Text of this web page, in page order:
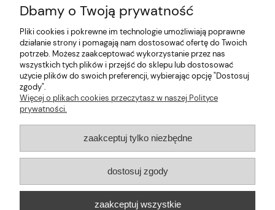
Pomoc
Moje konto
Informacje
2026 © mabaje
Sklep internetowy Shoper Premium
Tel.:534736451| NIP: 6772370993 REGON:
Dbamy o Twoją prywatność
Pliki cookies i pokrewne im technologie umożliwiają poprawne
działanie strony i pomagają nam dostosować ofertę do Twoich
potrzeb. Możesz zaakceptować wykorzystanie przez nas
wszystkich tych plików i przejść do sklepu lub dostosować
użycie plików do swoich preferencji, wybierając opcję "Dostosuj
zgody".
Więcej o plikach cookies przeczytasz w naszej Polityce
prywatności.
zaakceptuj tylko niezbędne
dostosuj zgody
zaakceptuj wszystkie